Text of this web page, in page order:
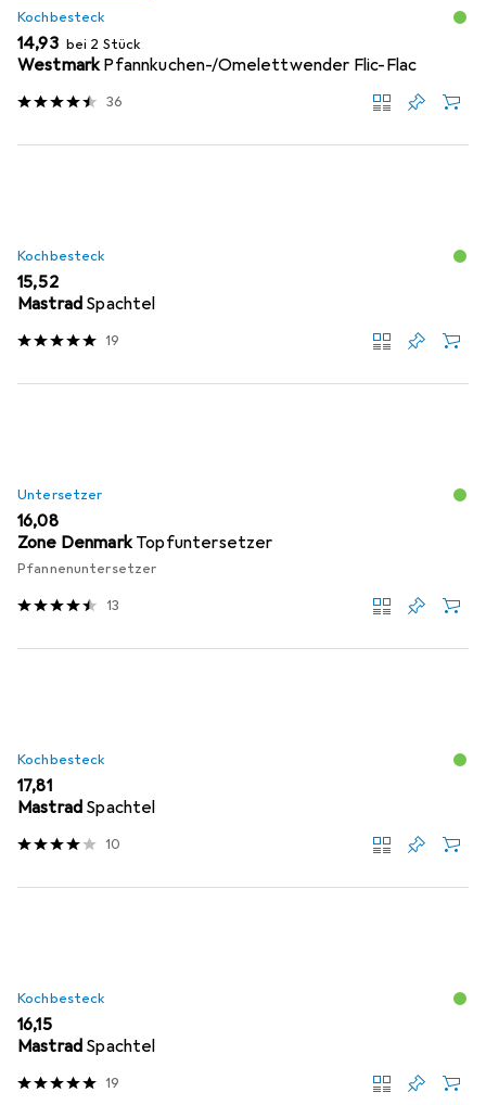
Kochbesteck
EUR
14,93 bei 2 Stück
WestmarkPfannkuchen-/Omelettwender Flic-Flac
36
Kochbesteck
EUR
15,52
Mastrad Spachtel
19
Untersetzer
EUR
16,08
Zone Denmark Topfuntersetzer
Pfannenuntersetzer
13
Kochbesteck
EUR
17,81
Mastrad Spachtel
10
Kochbesteck
EUR
16,15
Mastrad Spachtel
19